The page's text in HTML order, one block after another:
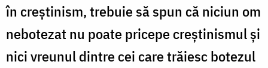
în creștinism, trebuie să spun că niciun om
nebotezat nu poate pricepe creștinismul și
nici vreunul dintre cei care trăiesc botezul